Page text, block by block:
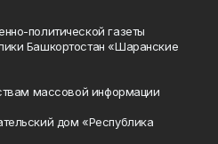
политической газеты
Башкортостан «Шаранские
массовой информации
дом «Республика